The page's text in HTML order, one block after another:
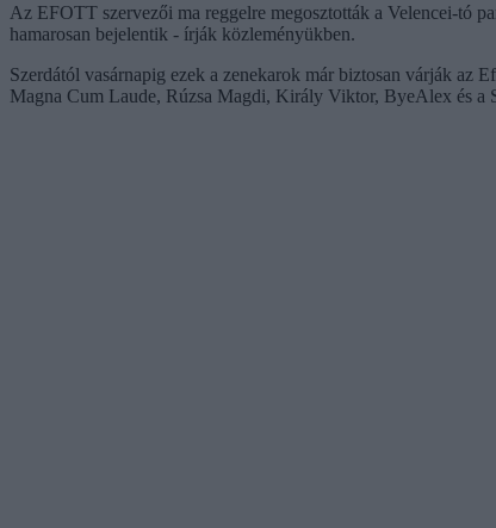
Az EFOTT szervezői ma reggelre megosztották a Velencei-tó
hamarosan bejelentik - írják közleményükben.
Szerdától vasárnapig ezek a zenekarok már biztosan várják
Magna Cum Laude, Rúzsa Magdi, Király Viktor, ByeAlex és a